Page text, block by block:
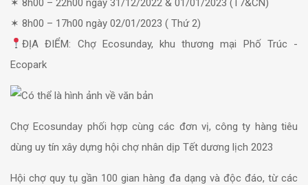
✶ 8h00 – 17h00 ngày 02/01/2023 ( Thứ 2)
ĐỊA ĐIỂM: Chợ Ecosunday, khu thương mại Phố Trúc -
Ecopark
Chợ Ecosunday phối hợp cùng các đơn vị, công ty hàng tiêu
dùng uy tín xây dựng hội chợ nhân dịp Tết dương lịch 2023
Hội chợ quy tụ gần 100 gian hàng đa dạng và độc đáo, từ các